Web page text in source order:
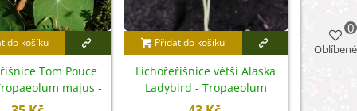
do košíku
Tom Pouce
majus -
- 15 ks
Přidat do košíku
Lichořeřišnice větší Alaska
Ladybird - Tropaeolum
majus - semena - 10 ks
Oblíbené
0